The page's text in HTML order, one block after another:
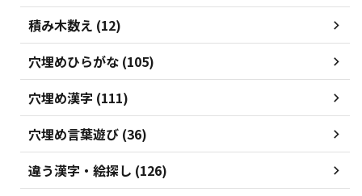
積み木数え (12)
穴埋めひらがな (105)
穴埋め漢字 (111)
穴埋め言葉遊び (36)
違う漢字・絵探し (126)